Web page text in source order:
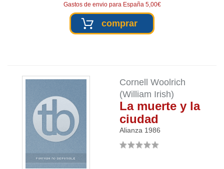
Gastos de envio para España 5,00€
comprar
Cornell Woolrich
(William Irish)
La muerte y la
ciudad
Alianza 1986